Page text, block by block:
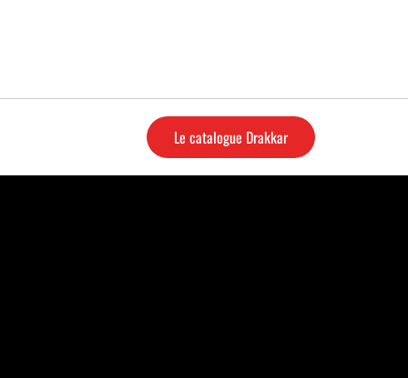
Le catalogue Drakkar